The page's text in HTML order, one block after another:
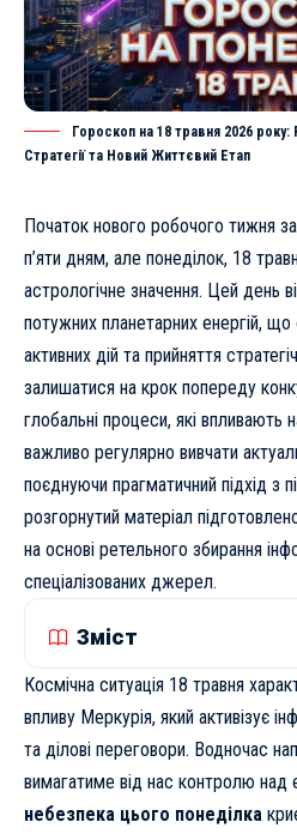
Гороскоп на 18 травня 2026
Стратегії та Новий Життєвий Етап
Початок нового робочого тижня
п’яти дням, але понеділок, 18
астрологічне значення. Цей день
потужних планетарних енергій,
активних дій та прийняття
залишатися на крок попереду
глобальні процеси, які
важливо регулярно вивчати
поєднуючи прагматичний підхід з
розгорнутий матеріал
на основі ретельного збирання
спеціалізованих джерел.
Зміст
Космічна ситуація 18 травня
впливу Меркурія, який активізує
та ділові переговори. Водночас
вимагатиме від нас контролю над
небезпека цього понеділка